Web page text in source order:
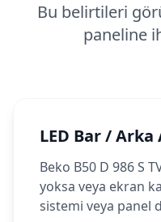
Bu belirtileri
paneline
LED Bar / Arka
Beko B50 D 986 S
yoksa veya ekran
sistemi veya panel